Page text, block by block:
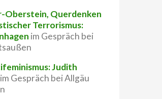
Oberstein, Querdenken
Terrorismus:
im Gespräch bei
Judith
im Gespräch bei Allgäu